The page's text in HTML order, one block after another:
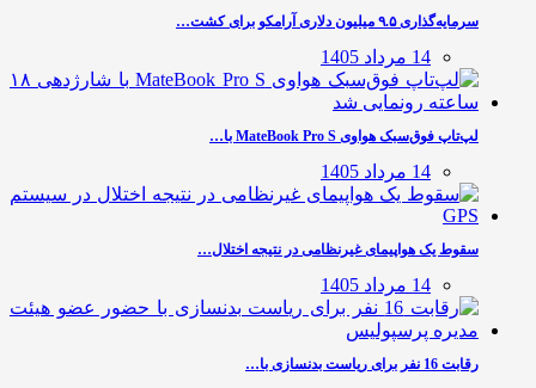
سرمایه‌گذاری ۹.۵ میلیون دلاری آرامکو برای کشت…
14 مرداد 1405
لپ‌تاپ فوق‌سبک هواوی MateBook Pro S با…
14 مرداد 1405
سقوط یک هواپیمای غیرنظامی در نتیجه اختلال…
14 مرداد 1405
رقابت 16 نفر برای ریاست بدنسازی با…